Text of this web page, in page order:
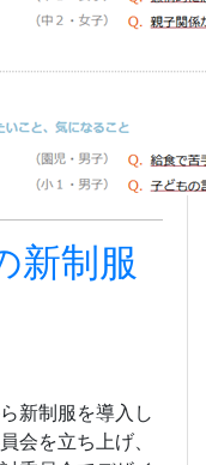
新制服
新制服を導入し
会を立ち上げ、